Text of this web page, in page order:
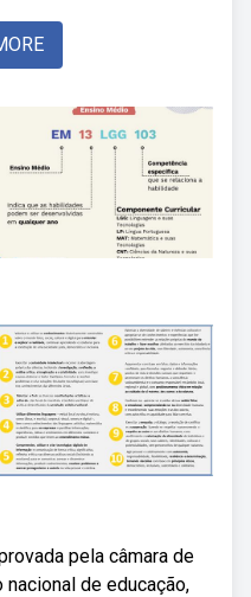
pela câmara de
de educação,